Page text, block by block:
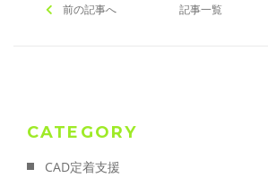
前の記事へ 記事一覧
CATEGORY
CAD定着支援